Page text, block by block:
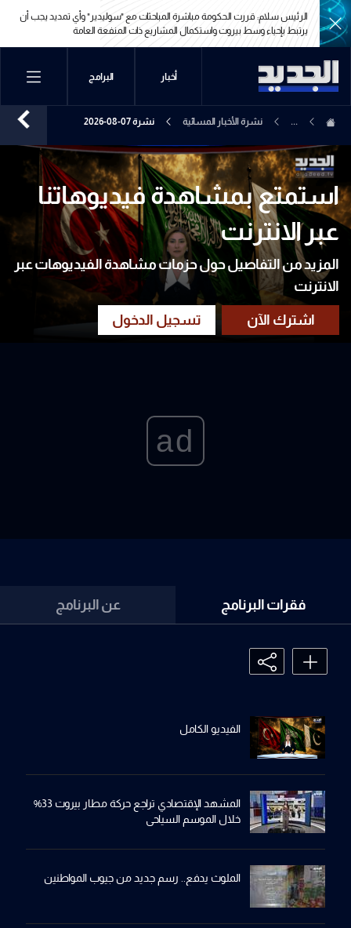
الرئيس سلام: قررت الحكومة مباشرة المباحثات مع "سوليدير" وأي تمديد يجب أن
يرتبط بإحياء وسط بيروت واستكمال المشاريع ذات المنفعة العامة
الرئيس سلام: قررت الحكومة مباشرة المباحثات مع "سوليدير" وأي تمديد يجب أن
يرتبط بإحياء وسط بيروت واستكمال المشاريع ذات المنفعة العامة
أخبار البرامج
... نشرة الأخبار المسائية نشرة 07-08-2026
استمتع بمشاهدة فيديوهاتنا
عبر الانترنت
المزيد من التفاصيل حول حزمات مشاهدة الفيديوهات عبر
الانترنت
ad
فقرات البرنامج عن البرنامج
الفيديو الكامل
المشهد الإقتصادي تراجع حركة مطار بيروت 33%
خلال الموسم السياحي
الملوث يدفع.. رسم جديد من جيوب المواطنين